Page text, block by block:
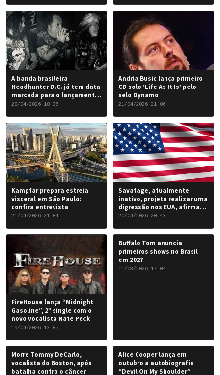
A banda brasileira
Headhunter D.C. já tem data
marcada para o lançamento
do seu novo álbum “Rise of
28/04/2026 18:36
Andria Busic lança primeiro
CD solo ‘Life As It Is’ pelo
selo Dynamo
21/04/2026 21:06
Kampfar prepara estreia
visceral em São Paulo:
confira entrevista
21/04/2026 21:04
Savatage, atualmente
inativo, projeta realizar uma
digressão nos EUA, afirma
Chris Caffery
20/04/2026 20:43
FireHouse lança “Midnight
Gasoline”, 2º single com o
novo vocalista Nate Peck
19/04/2026 13:05
Buffalo Tom anuncia
primeiros shows no Brasil
em 2027
11/03/2026 17:04
Morre Tommy DeCarlo,
vocalista do Boston, após
batalha contra o câncer
Alice Cooper lança em
outubro a autobiografia
“Devil On My Shoulder”